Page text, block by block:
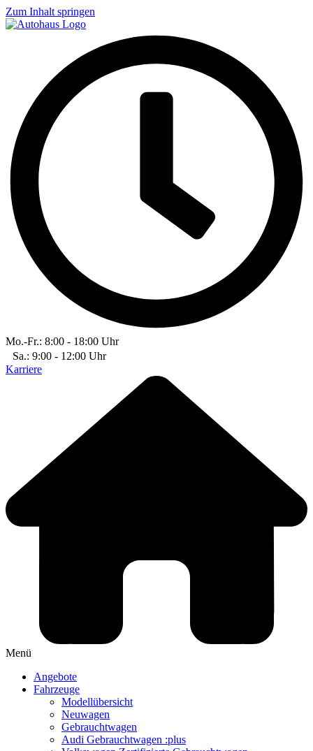
Zum Inhalt springen
Mo.-Fr.: 8:00 - 18:00 Uhr
Sa.: 9:00 - 12:00 Uhr
Karriere
Menü
Angebote
Fahrzeuge
Modellübersicht
Neuwagen
Gebrauchtwagen
Audi Gebrauchtwagen :plus